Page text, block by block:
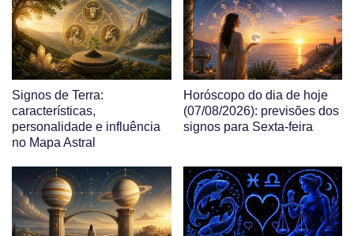
Signos de Terra:
características,
personalidade e influência
no Mapa Astral
Horóscopo do dia de hoje
(07/08/2026): previsões dos
signos para Sexta-feira